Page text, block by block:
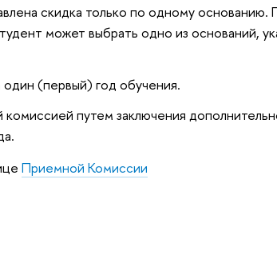
скидка только по одному основанию.
может выбрать одно из оснований,
(первый) год обучения.
путем заключения
Приемной Комиссии